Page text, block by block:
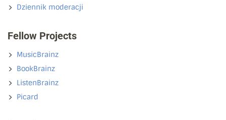
Dziennik moderacji
Fellow Projects
MusicBrainz
BookBrainz
ListenBrainz
Picard